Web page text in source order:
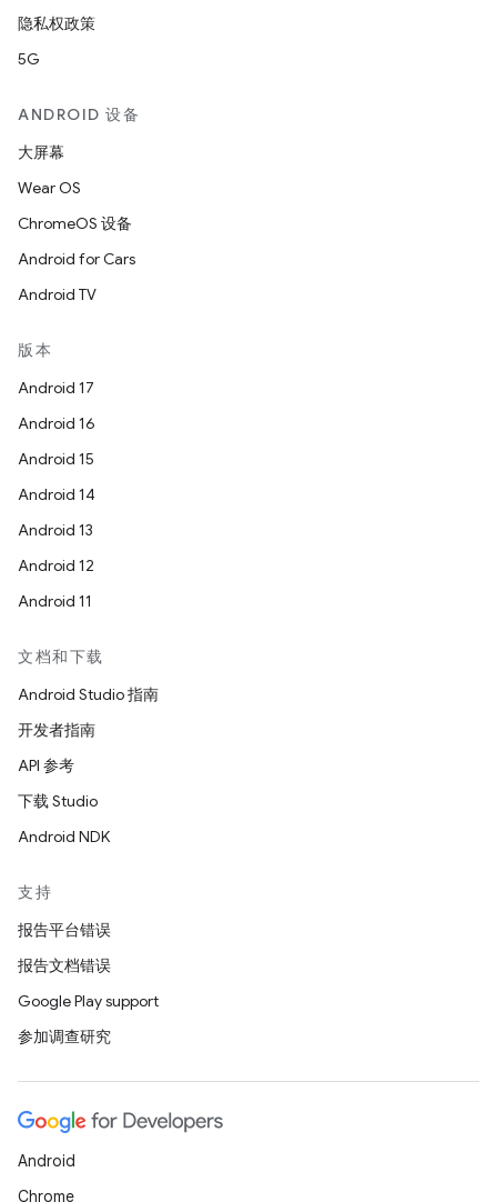
隐私权政策
5G
ANDROID 设备
大屏幕
Wear OS
ChromeOS 设备
Android for Cars
Android TV
版本
Android 17
Android 16
Android 15
Android 14
Android 13
Android 12
Android 11
文档和下载
Android Studio 指南
开发者指南
API 参考
下载 Studio
Android NDK
支持
报告平台错误
报告文档错误
Google Play support
参加调查研究
Android
Chrome